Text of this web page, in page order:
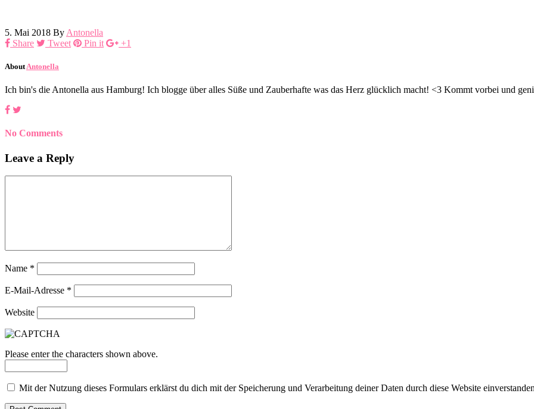
5. Mai 2018 By Antonella
Share
Tweet Pin it +1
About Antonella
Ich bin's die Antonella aus Hamburg! Ich blogge über alles Süße und Zauberhafte was das Herz glücklich macht! <3 Kommt vorbei und
No Comments
Leave a Reply
Name *
E-Mail-Adresse *
Website
Please enter the characters shown above.
Mit der Nutzung dieses Formulars erklärst du dich mit der Speicherung und Verarbeitung deiner Daten durch diese Website